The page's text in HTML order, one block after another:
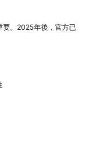
要。2025年後，官方已